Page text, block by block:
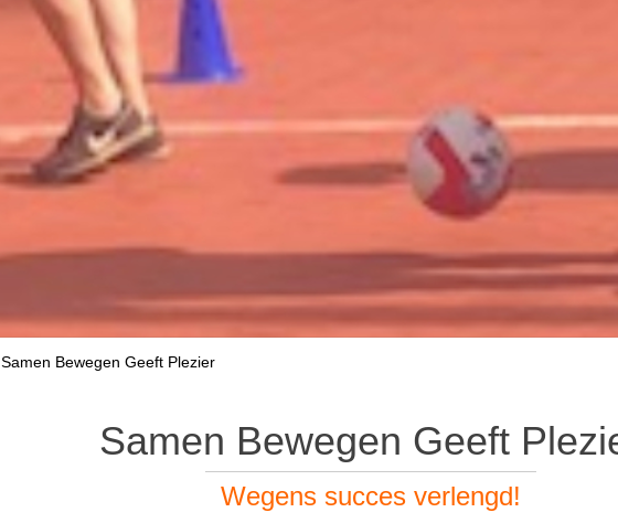
Samen Bewegen Geeft Plezier
Samen Bewegen Geeft
Wegens succes verlengd!